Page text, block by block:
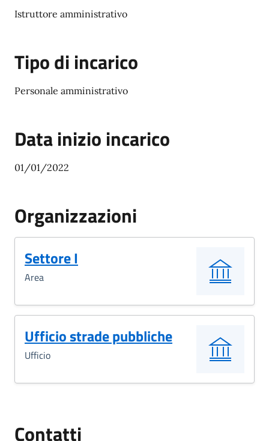
Istruttore amministrativo
Tipo di incarico
Personale amministrativo
Data inizio incarico
01/01/2022
Organizzazioni
Settore I
Area
Ufficio strade pubbliche
Ufficio
Contatti